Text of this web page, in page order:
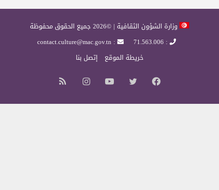
وزارة الشؤون الثقافية | ©2026 جميع الحقوق محفوظة
: 71.563.006
: contact.culture@mac.gov.tn
خريطة الموقع
إتصل بنا
فيسبوك تويتر يوتيوب انستقرام
الموقع